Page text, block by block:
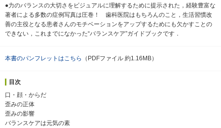
●力のバランスの大切さをビジュアルに理解するために提示された，経験豊富な
著者による多数の症例写真は圧巻！ 歯科医院はもちろんのこと，生活習慣改
善の主役となる患者さんのモチベーションをアップするためにも欠かすことの
できない，これまでになかった“バランスケア”ガイドブックです．
本書のパンフレットはこちら （PDFファイル 約1.16MB）
目次
口・顔・からだ
歪みの正体
歪みの影響
バランスケアは元気の素